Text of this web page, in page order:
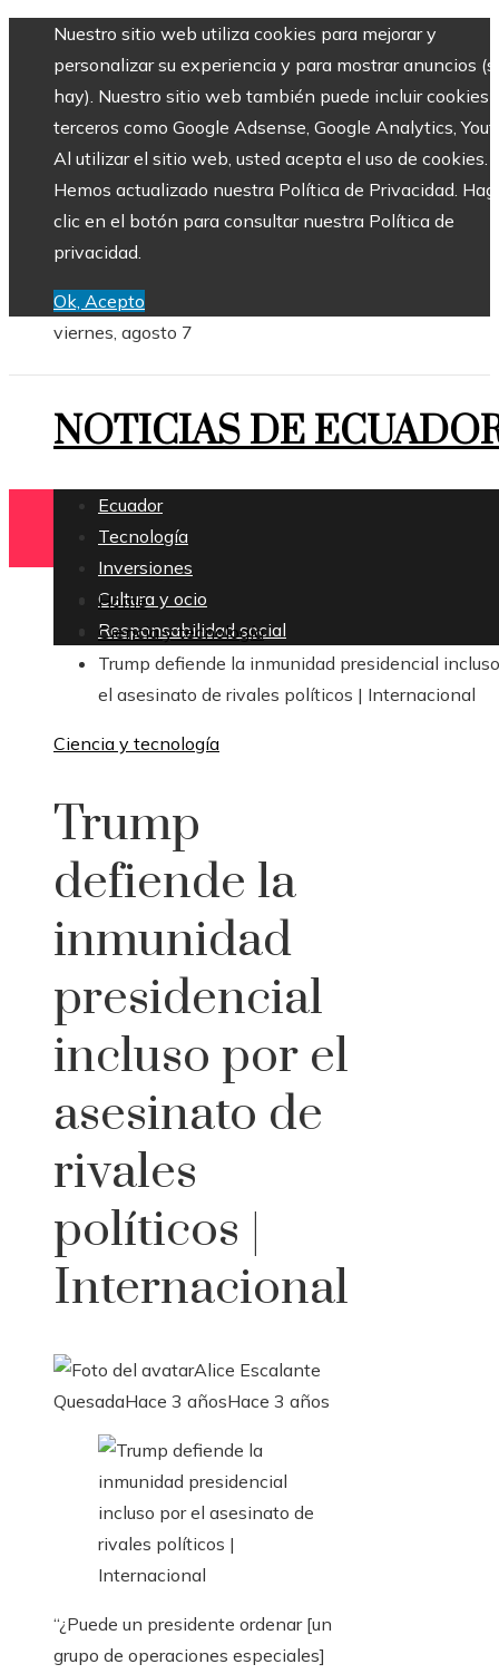
Nuestro sitio web utiliza cookies para mejorar y
personalizar su experiencia y para mostrar anuncios
hay). Nuestro sitio web también puede incluir cookies
terceros como Google Adsense, Google Analytics,
Al utilizar el sitio web, usted acepta el uso de cookies.
Hemos actualizado nuestra Política de Privacidad.
clic en el botón para consultar nuestra Política de
privacidad.
Ok, Acepto
viernes, agosto 7
NOTICIAS DE
Ecuador
Tecnología
Inversiones
Cultura y ocio
Responsabilidad social
Home
Ciencia y tecnología
Trump defiende la inmunidad presidencial
el asesinato de rivales políticos | Internacional
Ciencia y tecnología
Trump
defiende la
inmunidad
presidencial
incluso por el
asesinato de
rivales
políticos |
Internacional
Alice Escalante
QuesadaHace 3 añosHace 3 años
“¿Puede un presidente ordenar [un
grupo de operaciones especiales]